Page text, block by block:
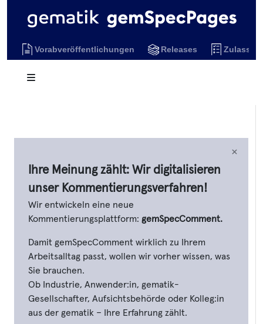
Vorabveröffentlichungen Releases
×
Ihre Meinung zählt: Wir digitalisieren
unser Kommentierungsverfahren!
Wir entwickeln eine neue
Kommentierungsplattform: gemSpecComment.
Damit gemSpecComment wirklich zu Ihrem
Arbeitsalltag passt, wollen wir vorher wissen, was
Sie brauchen.
Ob Industrie, Anwender:in, gematik-
Gesellschafter, Aufsichtsbehörde oder Kolleg:in
aus der gematik – Ihre Erfahrung zählt.